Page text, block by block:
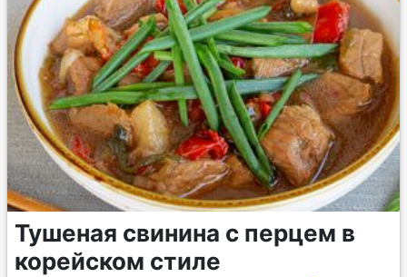
Тушеная свинина с перцем в
корейском стиле